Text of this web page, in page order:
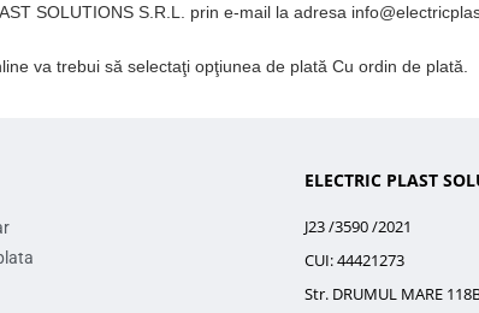
SOLUTIONS S.R.L. prin e-mail la adresa
va trebui să selectaţi opţiunea de plată Cu ordin de plată.
ELECTRIC PLAST
J23 /3590 /2021
CUI: 44421273
Str. DRUMUL MARE